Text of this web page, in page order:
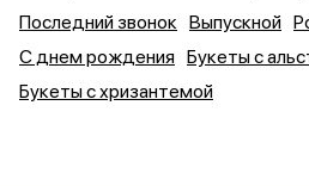
Последний звонок Выпускной
С днем рождения Букеты с
Букеты с хризантемой